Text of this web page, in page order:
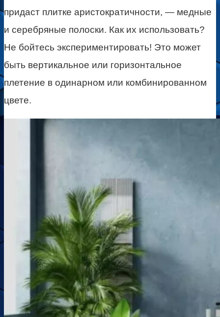
придаст плитке аристократичности, — медные
и серебряные полоски. Как их использовать?
Не бойтесь экспериментировать! Это может
быть вертикальное или горизонтальное
плетение в одинарном или комбинированном
цвете.